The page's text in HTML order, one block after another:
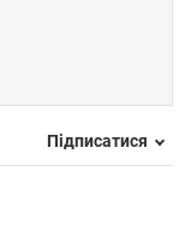
Підписатися